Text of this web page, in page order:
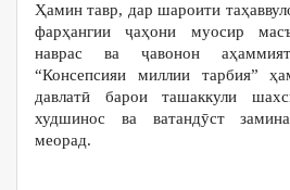
Ҳамин тавр, дар шароити
фарҳангии ҷаҳони муосир
наврас ва ҷавонон
“Консепсияи миллии тарбия”
давлатӣ барои ташаккули
худшинос ва ватандӯст
меорад.